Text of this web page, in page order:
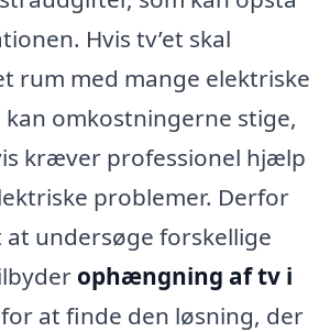
Hvis tv’et skal
rum med mange elektriske
omkostningerne stige,
kræver professionel hjælp
problemer. Derfor
at undersøge forskellige
ophængning af tv i
at finde den løsning, der